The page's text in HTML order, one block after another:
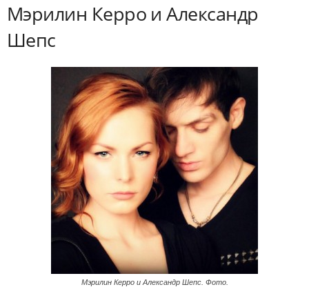
Мэрилин Керро и Александр
Шепс
Мэрилин Керро и Александр Шепс. Фото.